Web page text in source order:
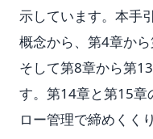
示しています。本手
概念から、第4章から
そして第8章から第
す。第14章と第15章
ロー管理で締めくく